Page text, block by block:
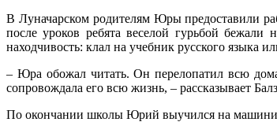
В Луначарском родителям Юры предоставили
после уроков ребята веселой гурьбой
находчивость: клал на учебник русского языка
– Юра обожал читать. Он перелопатил всю
сопровождала его всю жизнь, – рассказывает
По окончании школы Юрий выучился на